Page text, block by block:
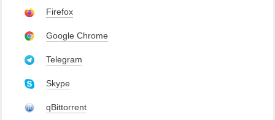
Firefox
Google Chrome
Telegram
Skype
qBittorrent